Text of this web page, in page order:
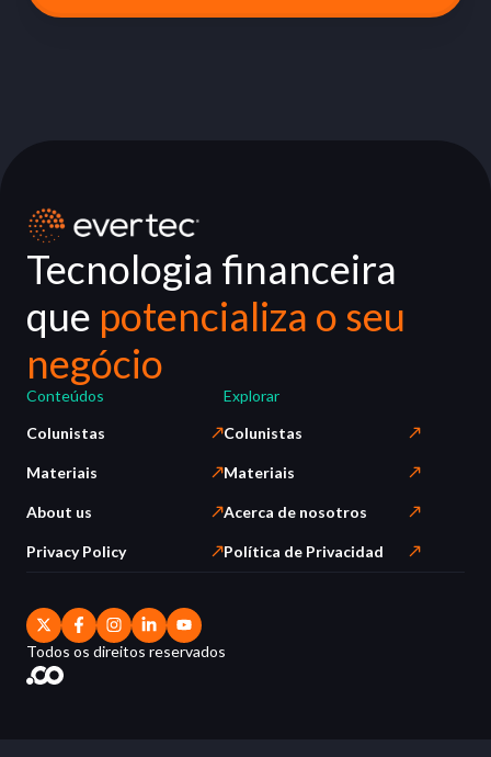
Tecnologia financeira
que potencializa o seu
negócio
Conteúdos
Colunistas
Materiais
About us
Privacy Policy
Explorar
Colunistas
Materiais
Acerca de nosotros
Política de Privacidad
Todos os direitos reservados